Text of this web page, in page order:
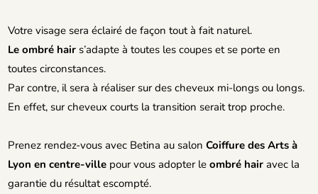
Votre visage sera éclairé de façon tout à fait naturel.
Le ombré hair s’adapte à toutes les coupes et se porte en
toutes circonstances.
Par contre, il sera à réaliser sur des cheveux mi-longs ou longs.
En effet, sur cheveux courts la transition serait trop proche.
Prenez rendez-vous avec Betina au salonCoiffure des Arts à
Lyon en centre-ville pour vous adopter leombré hair avec la
garantie du résultat escompté.